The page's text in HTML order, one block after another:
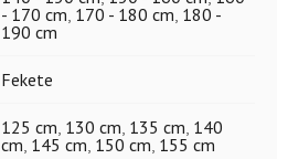
- 170 cm, 170 - 180 cm, 180 -
190 cm
Fekete
125 cm, 130 cm, 135 cm, 140
cm, 145 cm, 150 cm, 155 cm